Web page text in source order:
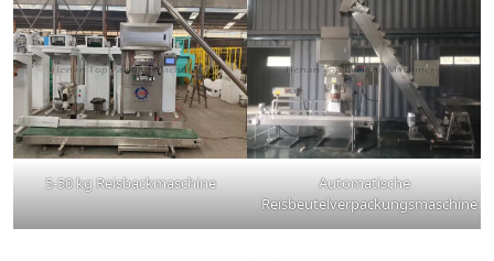
5-50 kg Reisbackmaschine
Automatische
Reisbeutelverpackungsmaschine